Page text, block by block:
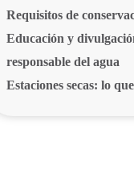
Requisitos de
Educación y
responsable del agua
Estaciones secas: lo